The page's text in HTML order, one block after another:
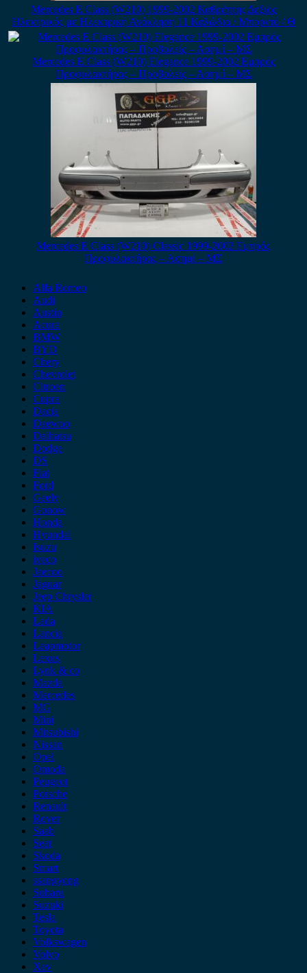
Mercedes E Class (W210) 1999-2002 Καθρέπτης Δεξιός
Ηλεκτρικός με Ηλεκτρική Ανάκληση 11 Καλώδια / Μπορντό / Θ
Mercedes E Class (W210) Elegance 1999-2002 Εμπρός
Προφυλακτήρας – Προβολείς – Ασημί – ΜΣ
Mercedes E Class (W210) Classic 1999-2002 Εμπρός
Προφυλακτήρας – Ασημί – ΜΣ
Alfa Romeo
Audi
Austin
Acura
BMW
BYD
Chery
Chevrolet
Citroen
Cupra
Dacia
Daewoo
Daihatsu
Dodge
DS
Fiat
Ford
Geely
Gonow
Honda
Hyundai
Isuzu
iveco
Jaecoo
Jaguar
Jeep Chrysler
KIA
Lada
Lancia
Leapmotor
Lexus
Lynk & co
Mazda
Mercedes
MG
Mini
Mitsubishi
Nissan
Opel
Omoda
Peugeot
Porsche
Renault
Rover
Saab
Seat
Skoda
Smart
ssangyong
Subaru
Suzuki
Tesla
Toyota
Volkswagen
Volvo
Xev